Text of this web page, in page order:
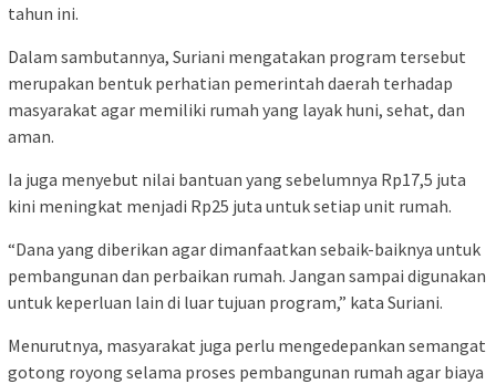
tahun ini.
Dalam sambutannya, Suriani mengatakan program tersebut
merupakan bentuk perhatian pemerintah daerah terhadap
masyarakat agar memiliki rumah yang layak huni, sehat, dan
aman.
Ia juga menyebut nilai bantuan yang sebelumnya Rp17,5 juta
kini meningkat menjadi Rp25 juta untuk setiap unit rumah.
“Dana yang diberikan agar dimanfaatkan sebaik-baiknya untuk
pembangunan dan perbaikan rumah. Jangan sampai digunakan
untuk keperluan lain di luar tujuan program,” kata Suriani.
Menurutnya, masyarakat juga perlu mengedepankan semangat
gotong royong selama proses pembangunan rumah agar biaya